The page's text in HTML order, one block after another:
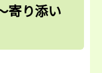
寄り添い